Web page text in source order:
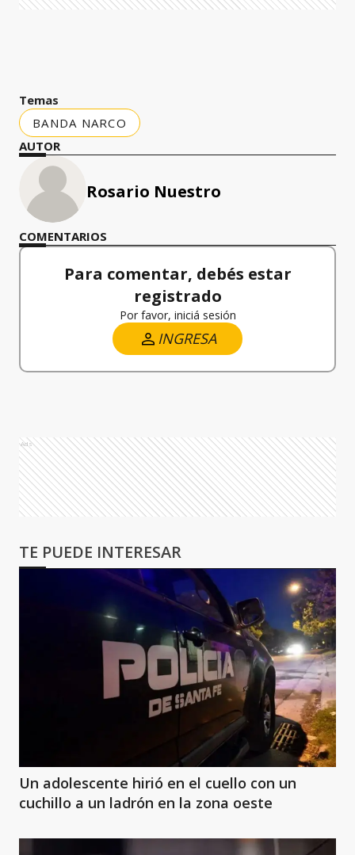
Temas
BANDA NARCO
AUTOR
Rosario Nuestro
COMENTARIOS
Para comentar, debés estar
registrado
Por favor, iniciá sesión
INGRESA
Ads
TE PUEDE INTERESAR
Un adolescente hirió en el cuello con un
cuchillo a un ladrón en la zona oeste